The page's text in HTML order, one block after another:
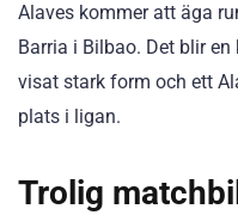
Alaves kommer att äga
Barria i Bilbao. Det blir
visat stark form och ett
plats i ligan.
Trolig